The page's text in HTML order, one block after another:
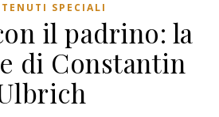
SPECIALI
il padrino: la
di Constantin